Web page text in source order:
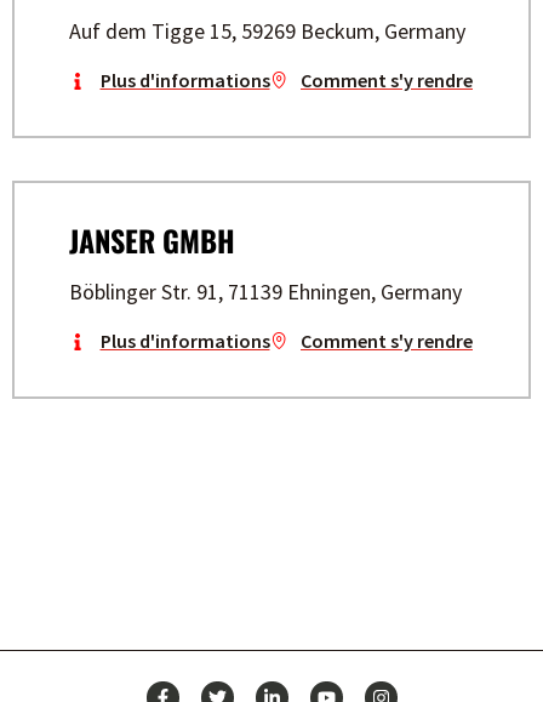
Auf dem Tigge 15, 59269 Beckum, Germany
Plus d'informations Comment s'y rendre
JANSER GMBH
Böblinger Str. 91, 71139 Ehningen, Germany
Plus d'informations Comment s'y rendre